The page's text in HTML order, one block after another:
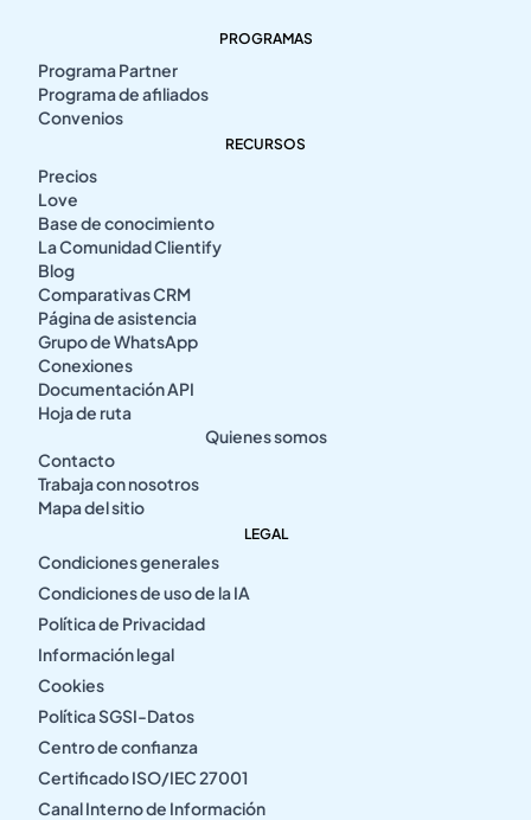
PROGRAMAS
Programa Partner
Programa de afiliados
Convenios
RECURSOS
Precios
Love
Base de conocimiento
La Comunidad Clientify
Blog
Comparativas CRM
Página de asistencia
Grupo de WhatsApp
Conexiones
Documentación API
Hoja de ruta
Quienes somos
Contacto
Trabaja con nosotros
Mapa del sitio
LEGAL
Condiciones generales
Condiciones de uso de la IA
Política de Privacidad
Información legal
Cookies
Política SGSI-Datos
Centro de confianza
Certificado ISO/IEC 27001
Canal Interno de Información